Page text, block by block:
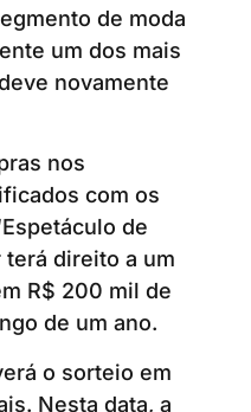
de moda
um dos mais
novamente
nos
com os
de
terá direito a um
R$ 200 mil de
de um ano.
o sorteio em
Nesta data, a